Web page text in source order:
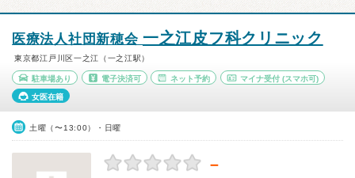
医療法人社団新穂会 一之江皮フ科クリニック
東京都江戸川区一之江（一之江駅）
駐車場あり 電子決済可 ネット予約 マイナ受付 (スマホ可)
女医在籍
土曜（〜13:00）・日曜
－